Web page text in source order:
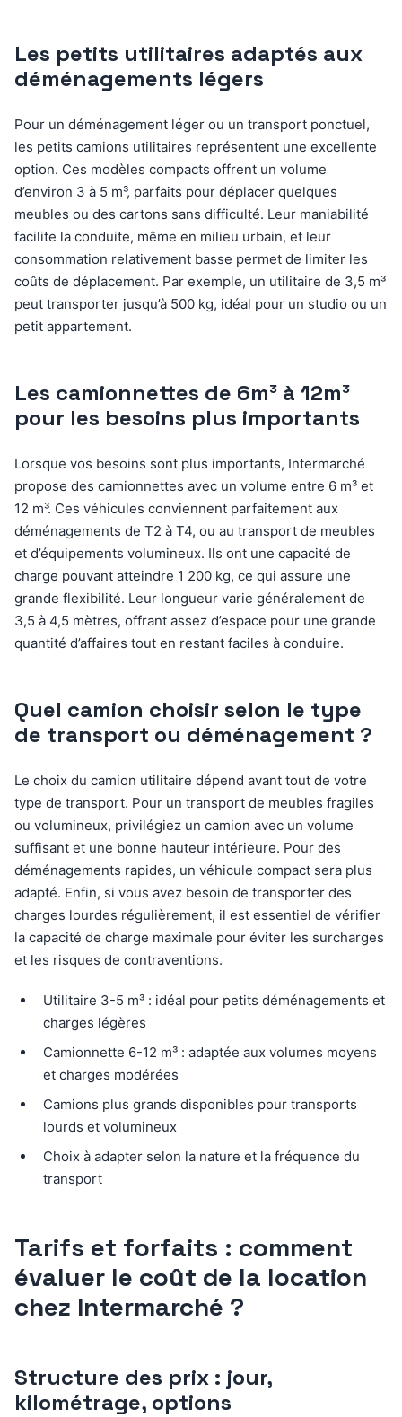
Les petits utilitaires adaptés aux
déménagements légers
Pour un déménagement léger ou un transport ponctuel,
les petits camions utilitaires représentent une excellente
option. Ces modèles compacts offrent un volume
d’environ 3 à 5 m³, parfaits pour déplacer quelques
meubles ou des cartons sans difficulté. Leur maniabilité
facilite la conduite, même en milieu urbain, et leur
consommation relativement basse permet de limiter les
coûts de déplacement. Par exemple, un utilitaire de 3,5 m³
peut transporter jusqu’à 500 kg, idéal pour un studio ou un
petit appartement.
Les camionnettes de 6m³ à 12m³
pour les besoins plus importants
Lorsque vos besoins sont plus importants, Intermarché
propose des camionnettes avec un volume entre 6 m³ et
12 m³. Ces véhicules conviennent parfaitement aux
déménagements de T2 à T4, ou au transport de meubles
et d’équipements volumineux. Ils ont une capacité de
charge pouvant atteindre 1 200 kg, ce qui assure une
grande flexibilité. Leur longueur varie généralement de
3,5 à 4,5 mètres, offrant assez d’espace pour une grande
quantité d’affaires tout en restant faciles à conduire.
Quel camion choisir selon le type
de transport ou déménagement ?
Le choix du camion utilitaire dépend avant tout de votre
type de transport. Pour un transport de meubles fragiles
ou volumineux, privilégiez un camion avec un volume
suffisant et une bonne hauteur intérieure. Pour des
déménagements rapides, un véhicule compact sera plus
adapté. Enfin, si vous avez besoin de transporter des
charges lourdes régulièrement, il est essentiel de vérifier
la capacité de charge maximale pour éviter les surcharges
et les risques de contraventions.
Utilitaire 3-5 m³ : idéal pour petits déménagements et
charges légères
Camionnette 6-12 m³ : adaptée aux volumes moyens
et charges modérées
Camions plus grands disponibles pour transports
lourds et volumineux
Choix à adapter selon la nature et la fréquence du
transport
Tarifs et forfaits : comment
évaluer le coût de la location
chez Intermarché ?
Structure des prix : jour,
kilométrage, options